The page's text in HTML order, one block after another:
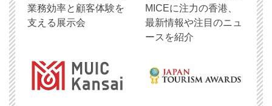
業務効率と顧客体験を
支える展示会
MICEに注力の香港、
最新情報や注目のニュ
ースを紹介